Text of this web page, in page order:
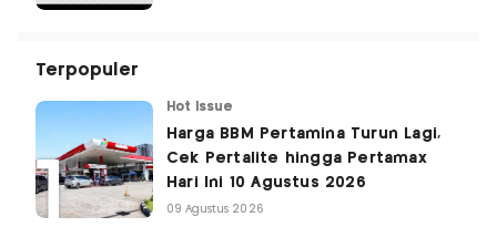
Terpopuler
Hot Issue
Harga BBM Pertamina Turun Lagi,
Cek Pertalite hingga Pertamax
Hari Ini 10 Agustus 2026
09 Agustus 2026